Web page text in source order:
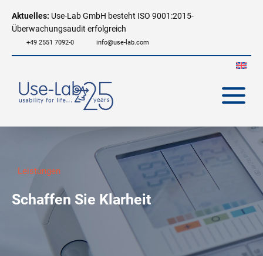
Aktuelles: Use-Lab GmbH besteht ISO 9001:2015-
Überwachungsaudit erfolgreich
+49 2551 7092-0 info@use-lab.com
Leistungen
Schaffen Sie Klarheit